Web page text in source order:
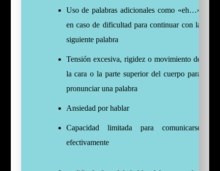
Uso de palabras adicionales como «eh…»
en caso de dificultad para continuar con la
siguiente palabra
Tensión excesiva, rigidez o movimiento de
la cara o la parte superior del cuerpo para
pronunciar una palabra
Ansiedad por hablar
Capacidad limitada para comunicarse
efectivamente